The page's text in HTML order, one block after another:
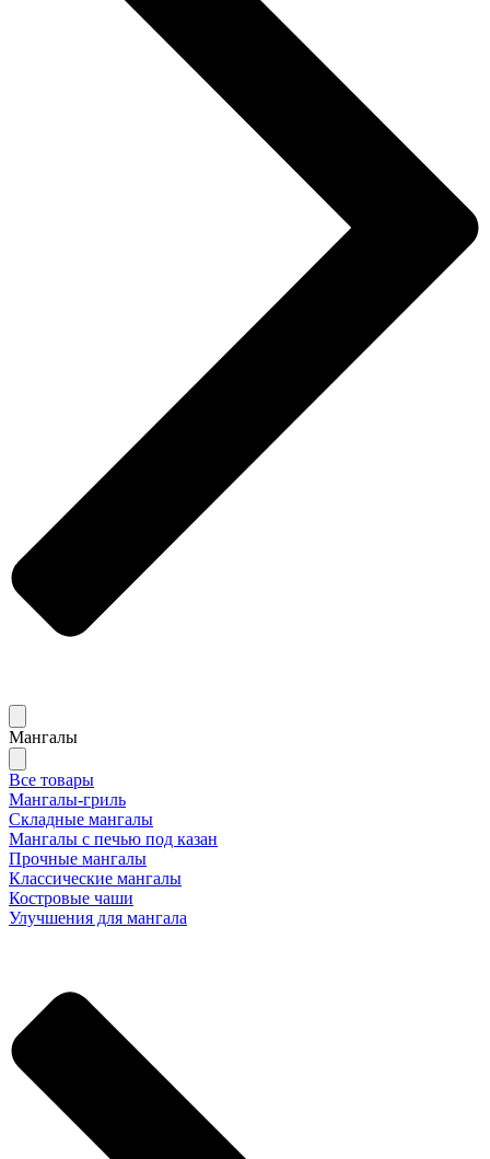
Мангалы
Все товары
Мангалы-гриль
Складные мангалы
Мангалы с печью под казан
Прочные мангалы
Классические мангалы
Костровые чаши
Улучшения для мангала